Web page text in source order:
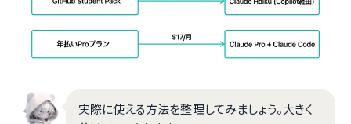
実際に使える方法を整理してみましょう。大きく